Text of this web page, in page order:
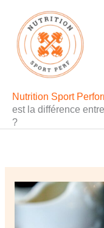
contenu
Nutrition Sport
est la différence
?